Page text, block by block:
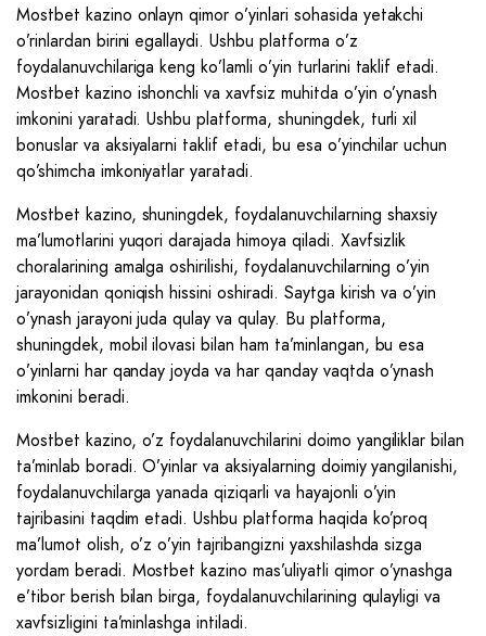
Mostbet kazino onlayn qimor o’yinlari sohasida yetakchi
o’rinlardan birini egallaydi. Ushbu platforma o’z
foydalanuvchilariga keng ko’lamli o’yin turlarini taklif etadi.
Mostbet kazino ishonchli va xavfsiz muhitda o’yin o’ynash
imkonini yaratadi. Ushbu platforma, shuningdek, turli xil
bonuslar va aksiyalarni taklif etadi, bu esa o’yinchilar uchun
qo’shimcha imkoniyatlar yaratadi.
Mostbet kazino, shuningdek, foydalanuvchilarning shaxsiy
ma’lumotlarini yuqori darajada himoya qiladi. Xavfsizlik
choralarining amalga oshirilishi, foydalanuvchilarning o’yin
jarayonidan qoniqish hissini oshiradi. Saytga kirish va o’yin
o’ynash jarayoni juda qulay va qulay. Bu platforma,
shuningdek, mobil ilovasi bilan ham ta’minlangan, bu esa
o’yinlarni har qanday joyda va har qanday vaqtda o’ynash
imkonini beradi.
Mostbet kazino, o’z foydalanuvchilarini doimo yangiliklar bilan
ta’minlab boradi. O’yinlar va aksiyalarning doimiy yangilanishi,
foydalanuvchilarga yanada qiziqarli va hayajonli o’yin
tajribasini taqdim etadi. Ushbu platforma haqida ko’proq
ma’lumot olish, o’z o’yin tajribangizni yaxshilashda sizga
yordam beradi. Mostbet kazino mas’uliyatli qimor o’ynashga
e’tibor berish bilan birga, foydalanuvchilarining qulayligi va
xavfsizligini ta’minlashga intiladi.